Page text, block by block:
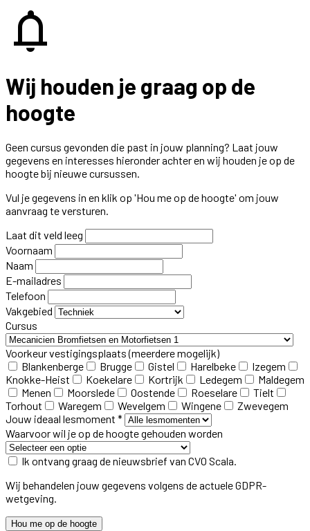
notifications
Wij houden je graag op de
hoogte
Geen cursus gevonden die past in jouw planning? Laat jouw
gegevens en interesses hieronder achter en wij houden je op de
hoogte bij nieuwe cursussen.
Vul je gegevens in en klik op 'Hou me op de hoogte' om jouw
aanvraag te versturen.
Laat dit veld leeg
Voornaam
Naam
E-mailadres
Telefoon
Vakgebied
Cursus
Voorkeur vestigingsplaats(meerdere mogelijk)
Blankenberge
Brugge Gistel Harelbeke
Izegem
Knokke-Heist
Koekelare Kortrijk Ledegem
Maldegem
Menen
Moorslede Oostende Roeselare
Tielt
Torhout
Waregem Wevelgem Wingene
Zwevegem
Jouw ideaal lesmoment *
Waarvoor wil je op de hoogte gehouden worden
Ik ontvang graag de nieuwsbrief van CVO Scala.
Wij behandelen jouw gegevens volgens de actuele GDPR-
wetgeving.
Hou me op de hoogte